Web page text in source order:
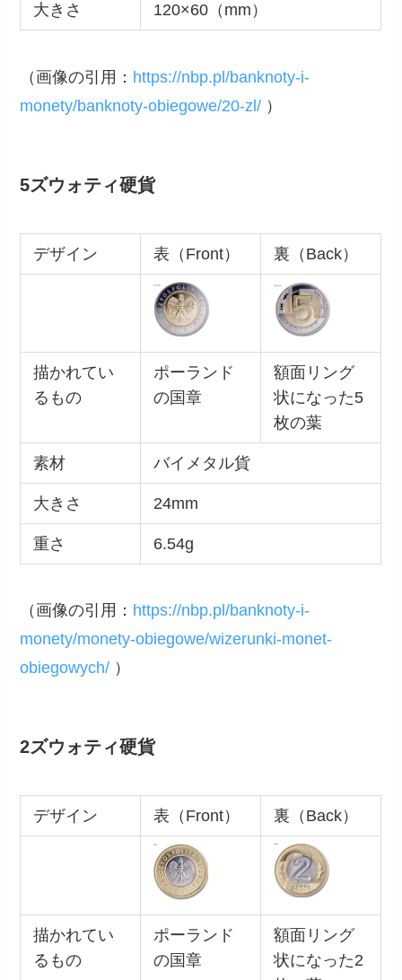
大きさ 120×60（mm）
（画像の引用： https://nbp.pl/banknoty-i-
monety/banknoty-obiegowe/20-zl/ ）
5ズウォティ硬貨
デザイン 表（Front） 裏（Back）
描かれてい
るもの
ポーランド
の国章
額面リング
状になった5
枚の葉
素材 バイメタル貨
大きさ 24mm
重さ 6.54g
（画像の引用： https://nbp.pl/banknoty-i-
monety/monety-obiegowe/wizerunki-monet-
obiegowych/ ）
2ズウォティ硬貨
デザイン 表（Front） 裏（Back）
描かれてい
るもの
ポーランド
の国章
額面リング
状になった2